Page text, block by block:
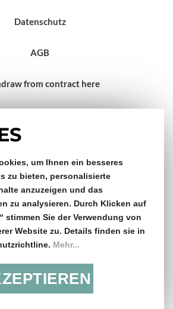
um Ihnen ein besseres
zu bieten, personalisierte
anzuzeigen und das
zu analysieren. Durch Klicken auf
stimmen Sie der Verwendung von
Website zu. Details finden sie in
Mehr...
Datenschutz
AGB
from contract here
Versand & Rückversand
ab €150,- Bestellwert
14 Tage Rückgaberecht